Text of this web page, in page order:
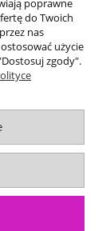
poprawne
do Twoich
nas
użycie
zgody".